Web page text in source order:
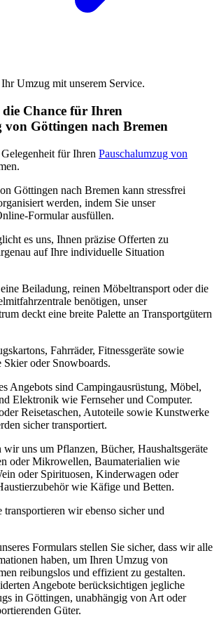
Umzug mit unserem Service.
die Chance für Ihren
von Göttingen nach Bremen
für Ihren Pauschalumzug von
Göttingen nach Bremen kann stressfrei
werden, indem Sie unser
Formular ausfüllen.
es uns, Ihnen präzise Offerten zu
auf Ihre individuelle Situation
Beiladung, reinen Möbeltransport oder die
benötigen, unser
deckt eine breite Palette an Transportgütern
Fahrräder, Fitnessgeräte sowie
Skier oder Snowboards.
Angebots sind Campingausrüstung, Möbel,
Elektronik wie Fernseher und Computer.
Reisetaschen, Autoteile sowie Kunstwerke
sicher transportiert.
uns um Pflanzen, Bücher, Haushaltsgeräte
oder Mikrowellen, Baumaterialien wie
oder Spirituosen, Kinderwagen oder
wie Käfige und Betten.
wir ebenso sicher und
Formulars stellen Sie sicher, dass wir alle
haben, um Ihren Umzug von
reibungslos und effizient zu gestalten.
Angebote berücksichtigen jegliche
in Göttingen, unabhängig von Art oder
Güter.